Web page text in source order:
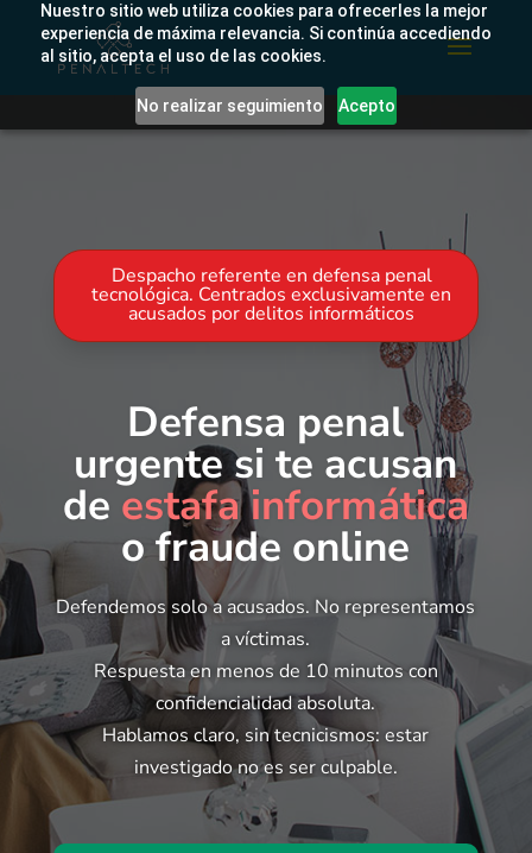
Nuestro sitio web utiliza cookies para ofrecerles la mejor
experiencia de máxima relevancia. Si continúa accediendo
al sitio, acepta el uso de las cookies.
No realizar seguimiento Acepto
Despacho referente en defensa penal
tecnológica. Centrados exclusivamente en
acusados por delitos informáticos
Defensa penal
urgente si te acusan
de estafa informática
o fraude online
Defendemos solo a acusados. No representamos
a víctimas.
Respuesta en menos de 10 minutos con
confidencialidad absoluta.
Hablamos claro, sin tecnicismos: estar
investigado no es ser culpable.